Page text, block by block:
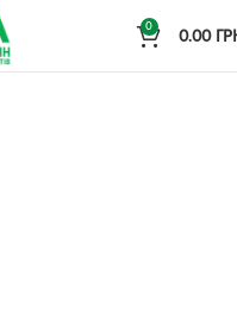
0
0.00